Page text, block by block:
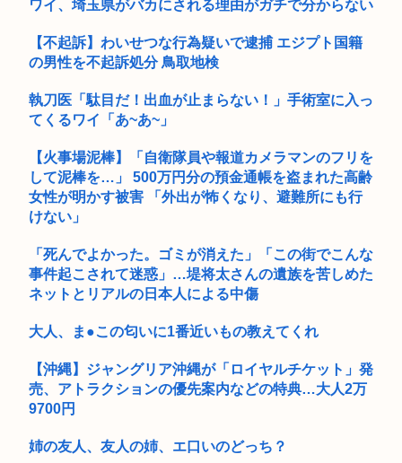
地震アラートって鳴るのにびびって どうしたらいいかわからん
よな(...
ワイ、埼玉県がバカにされる理由がガチで分からない
【不起訴】わいせつな行為疑いで逮捕 エジプト国籍
の男性を不起訴処分 鳥取地検
執刀医「駄目だ！出血が止まらない！」手術室に入っ
てくるワイ「あ~あ~」
【火事場泥棒】「自衛隊員や報道カメラマンのフリを
して泥棒を…」 500万円分の預金通帳を盗まれた高齢
女性が明かす被害 「外出が怖くなり、避難所にも行
けない」
「死んでよかった。ゴミが消えた」「この街でこんな
事件起こされて迷惑」…堤将太さんの遺族を苦しめた
ネットとリアルの日本人による中傷
大人、ま●この匂いに1番近いもの教えてくれ
【沖縄】ジャングリア沖縄が「ロイヤルチケット」発
売、アトラクションの優先案内などの特典…大人2万
9700円
姉の友人、友人の姉、エ口いのどっち？